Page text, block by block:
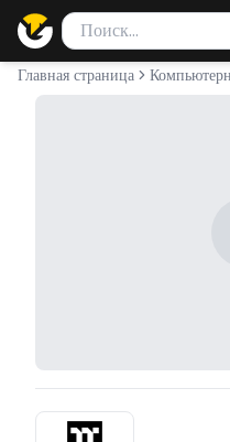
Поиск товаров
Введите минимум 2
Главная страница